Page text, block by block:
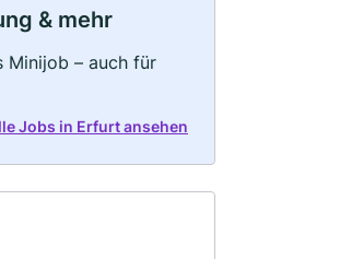
& mehr
Minijob – auch für
Jobs in Erfurt ansehen